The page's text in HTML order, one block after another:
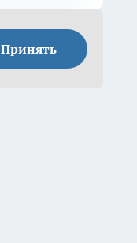
Принять